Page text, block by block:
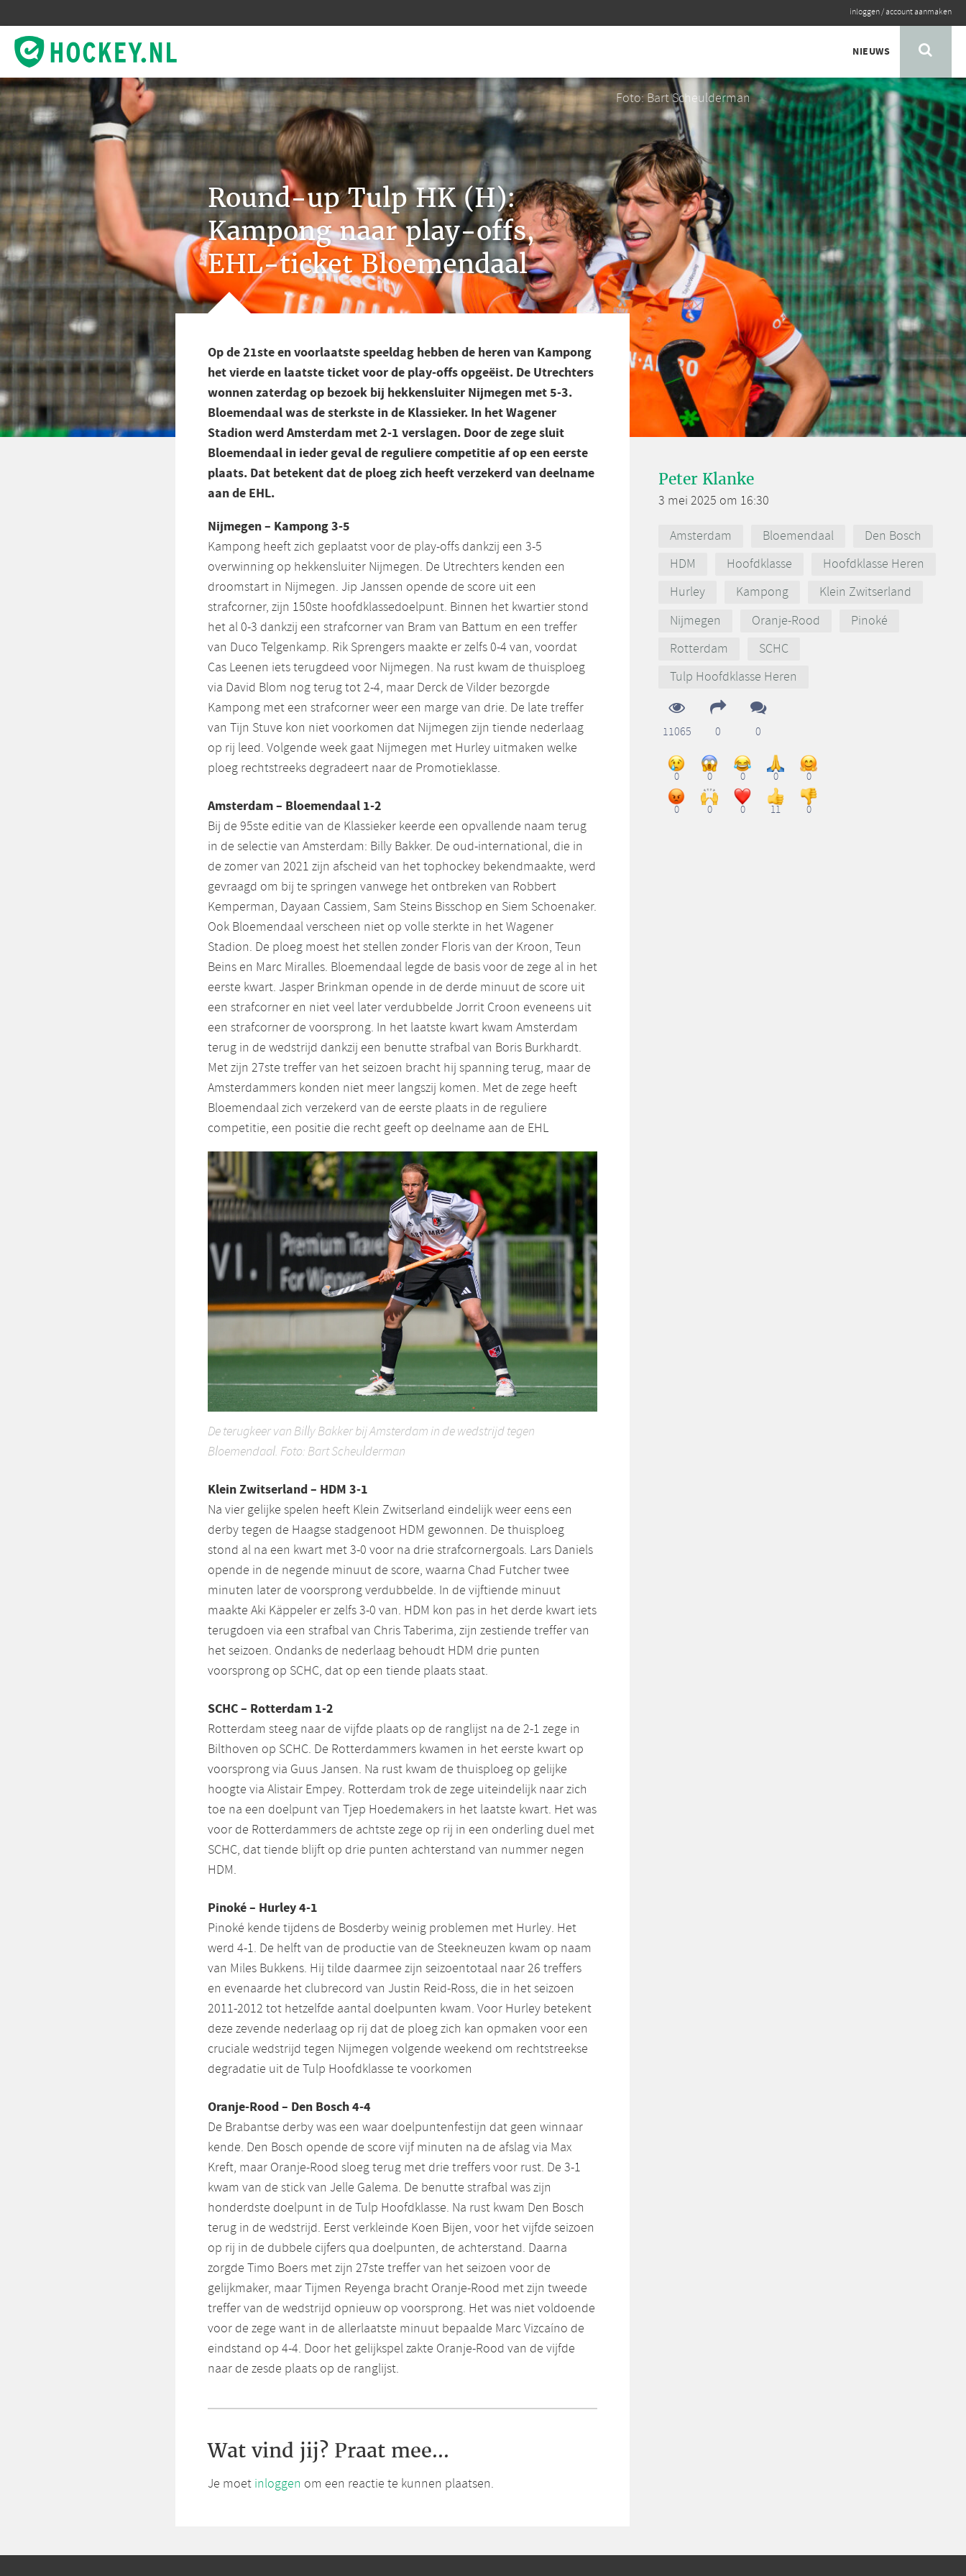
inloggen/account aanmaken
NIEUWS
Foto: Bart Scheulderman
Round-up Tulp HK (H):
Kampong naar play-offs,
EHL-ticket Bloemendaal
Op de 21ste en voorlaatste speeldag hebben de heren van Kampong
het vierde en laatste ticket voor de play-offs opgeëist. De Utrechters
wonnen zaterdag op bezoek bij hekkensluiter Nijmegen met 5-3.
Bloemendaal was de sterkste in de Klassieker. In het Wagener
Stadion werd Amsterdam met 2-1 verslagen. Door de zege sluit
Bloemendaal in ieder geval de reguliere competitie af op een eerste
plaats. Dat betekent dat de ploeg zich heeft verzekerd van deelname
aan de EHL.
Nijmegen – Kampong 3-5
Kampong heeft zich geplaatst voor de play-offs dankzij een 3-5
overwinning op hekkensluiter Nijmegen. De Utrechters kenden een
droomstart in Nijmegen. Jip Janssen opende de score uit een
strafcorner, zijn 150ste hoofdklassedoelpunt. Binnen het kwartier stond
het al 0-3 dankzij een strafcorner van Bram van Battum en een treffer
van Duco Telgenkamp. Rik Sprengers maakte er zelfs 0-4 van, voordat
Cas Leenen iets terugdeed voor Nijmegen. Na rust kwam de thuisploeg
via David Blom nog terug tot 2-4, maar Derck de Vilder bezorgde
Kampong met een strafcorner weer een marge van drie. De late treffer
van Tijn Stuve kon niet voorkomen dat Nijmegen zijn tiende nederlaag
op rij leed. Volgende week gaat Nijmegen met Hurley uitmaken welke
ploeg rechtstreeks degradeert naar de Promotieklasse.
Amsterdam – Bloemendaal 1-2
Bij de 95ste editie van de Klassieker keerde een opvallende naam terug
in de selectie van Amsterdam: Billy Bakker. De oud-international, die in
de zomer van 2021 zijn afscheid van het tophockey bekendmaakte, werd
gevraagd om bij te springen vanwege het ontbreken van Robbert
Kemperman, Dayaan Cassiem, Sam Steins Bisschop en Siem Schoenaker.
Ook Bloemendaal verscheen niet op volle sterkte in het Wagener
Stadion. De ploeg moest het stellen zonder Floris van der Kroon, Teun
Beins en Marc Miralles. Bloemendaal legde de basis voor de zege al in het
eerste kwart. Jasper Brinkman opende in de derde minuut de score uit
een strafcorner en niet veel later verdubbelde Jorrit Croon eveneens uit
een strafcorner de voorsprong. In het laatste kwart kwam Amsterdam
terug in de wedstrijd dankzij een benutte strafbal van Boris Burkhardt.
Met zijn 27ste treffer van het seizoen bracht hij spanning terug, maar de
Amsterdammers konden niet meer langszij komen. Met de zege heeft
Bloemendaal zich verzekerd van de eerste plaats in de reguliere
competitie, een positie die recht geeft op deelname aan de EHL
De terugkeer van Billy Bakker bij Amsterdam in de wedstrijd tegen
Bloemendaal. Foto: Bart Scheulderman
Klein Zwitserland – HDM 3-1
Na vier gelijke spelen heeft Klein Zwitserland eindelijk weer eens een
derby tegen de Haagse stadgenoot HDM gewonnen. De thuisploeg
stond al na een kwart met 3-0 voor na drie strafcornergoals. Lars Daniels
opende in de negende minuut de score, waarna Chad Futcher twee
minuten later de voorsprong verdubbelde. In de vijftiende minuut
maakte Aki Käppeler er zelfs 3-0 van. HDM kon pas in het derde kwart iets
terugdoen via een strafbal van Chris Taberima, zijn zestiende treffer van
het seizoen. Ondanks de nederlaag behoudt HDM drie punten
voorsprong op SCHC, dat op een tiende plaats staat.
SCHC – Rotterdam 1-2
Rotterdam steeg naar de vijfde plaats op de ranglijst na de 2-1 zege in
Bilthoven op SCHC. De Rotterdammers kwamen in het eerste kwart op
voorsprong via Guus Jansen. Na rust kwam de thuisploeg op gelijke
hoogte via Alistair Empey. Rotterdam trok de zege uiteindelijk naar zich
toe na een doelpunt van Tjep Hoedemakers in het laatste kwart. Het was
voor de Rotterdammers de achtste zege op rij in een onderling duel met
SCHC, dat tiende blijft op drie punten achterstand van nummer negen
HDM.
Pinoké – Hurley 4-1
Pinoké kende tijdens de Bosderby weinig problemen met Hurley. Het
werd 4-1. De helft van de productie van de Steekneuzen kwam op naam
van Miles Bukkens. Hij tilde daarmee zijn seizoentotaal naar 26 treffers
en evenaarde het clubrecord van Justin Reid-Ross, die in het seizoen
2011-2012 tot hetzelfde aantal doelpunten kwam. Voor Hurley betekent
deze zevende nederlaag op rij dat de ploeg zich kan opmaken voor een
cruciale wedstrijd tegen Nijmegen volgende weekend om rechtstreekse
degradatie uit de Tulp Hoofdklasse te voorkomen
Oranje-Rood – Den Bosch 4-4
De Brabantse derby was een waar doelpuntenfestijn dat geen winnaar
kende. Den Bosch opende de score vijf minuten na de afslag via Max
Kreft, maar Oranje-Rood sloeg terug met drie treffers voor rust. De 3-1
kwam van de stick van Jelle Galema. De benutte strafbal was zijn
honderdste doelpunt in de Tulp Hoofdklasse. Na rust kwam Den Bosch
terug in de wedstrijd. Eerst verkleinde Koen Bijen, voor het vijfde seizoen
op rij in de dubbele cijfers qua doelpunten, de achterstand. Daarna
zorgde Timo Boers met zijn 27ste treffer van het seizoen voor de
gelijkmaker, maar Tijmen Reyenga bracht Oranje-Rood met zijn tweede
treffer van de wedstrijd opnieuw op voorsprong. Het was niet voldoende
voor de zege want in de allerlaatste minuut bepaalde Marc Vizcaíno de
eindstand op 4-4. Door het gelijkspel zakte Oranje-Rood van de vijfde
naar de zesde plaats op de ranglijst.
Wat vind jij? Praat mee...
Je moet inloggen om een reactie te kunnen plaatsen.
Peter Klanke
3 mei 2025 om 16:30
Amsterdam Bloemendaal
Den Bosch
HDM
Hoofdklasse
Hoofdklasse Heren
Hurley
Kampong
Klein Zwitserland
Nijmegen
Oranje-Rood
Pinoké
Rotterdam
SCHC
Tulp Hoofdklasse Heren
11065 0 0
0 0 0 0 0
0 0 0 11 0